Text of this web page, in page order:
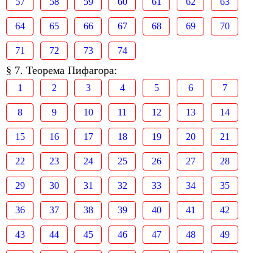
64 65 66 67 68 69 70
71 72 73 74
§ 7. Теорема Пифагора:
1 2 3 4 5 6 7
8 9 10 11 12 13 14
15 16 17 18 19 20 21
22 23 24 25 26 27 28
29 30 31 32 33 34 35
36 37 38 39 40 41 42
43 44 45 46 47 48 49